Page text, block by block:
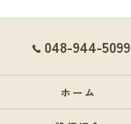
048-944-5099
ホーム